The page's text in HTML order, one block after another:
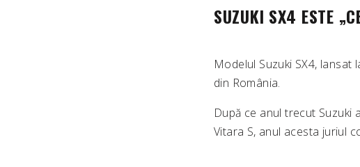
SUZUKI SX4 ESTE
Modelul Suzuki SX4, lansat
din România.
După ce anul trecut Suzuki
Vitara S, anul acesta juriul